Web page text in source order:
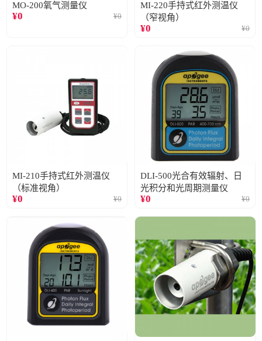
MO-200氧气测量仪
¥0 ¥0
MI-220手持式红外测温仪
（窄视角）
¥0 ¥0
MI-210手持式红外测温仪
（标准视角）
¥0 ¥0
DLI-500光合有效辐射、日
光积分和光周期测量仪
¥0 ¥0